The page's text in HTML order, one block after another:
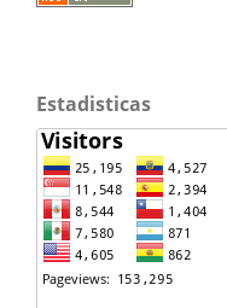
Estadisticas